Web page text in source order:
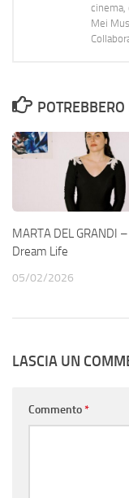
cinema,
Mei
MARTA DEL GRANDI –
Dream Life
05/02/2026
LASCIA UN
Commento*